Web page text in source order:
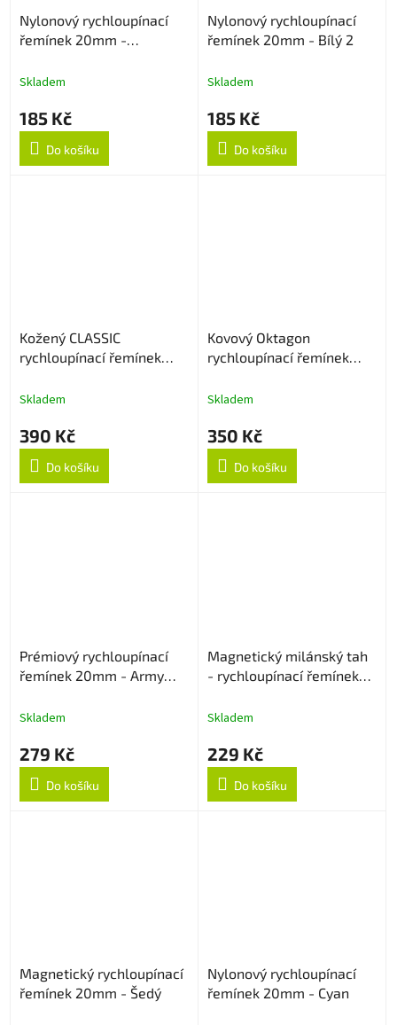
Nylonový rychloupínací
řemínek 20mm -
Skladem
185 Kč
Do košíku
Nylonový rychloupínací
řemínek 20mm - Bílý 2
Skladem
185 Kč
Do košíku
Kožený CLASSIC
rychloupínací řemínek
Skladem
390 Kč
Do košíku
Kovový Oktagon
rychloupínací řemínek
Skladem
350 Kč
Do košíku
Prémiový rychloupínací
řemínek 20mm - Army
Skladem
279 Kč
Do košíku
Magnetický milánský tah
- rychloupínací řemínek
Skladem
229 Kč
Do košíku
Magnetický rychloupínací
řemínek 20mm - Šedý
Nylonový rychloupínací
řemínek 20mm - Cyan